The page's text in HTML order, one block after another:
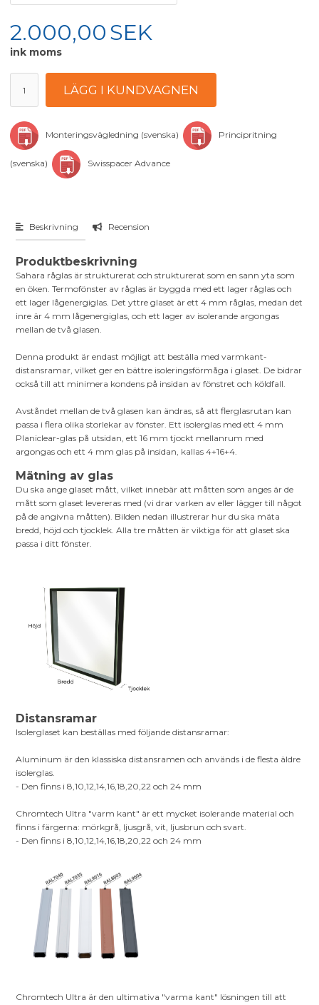
2.000,00SEK
ink moms
Monteringsvägledning (svenska) Principritning
(svenska) Swisspacer Advance
Beskrivning Recension
Produktbeskrivning
Sahara råglas är strukturerat och strukturerat som en sann yta som
en öken. Termofönster av råglas är byggda med ett lager råglas och
ett lager lågenergiglas. Det yttre glaset är ett 4 mm råglas, medan det
inre är 4 mm lågenergiglas, och ett lager av isolerande argongas
mellan de två glasen.
Denna produkt är endast möjligt att beställa med varmkant-
distansramar, vilket ger en bättre isoleringsförmåga i glaset. De bidrar
också till att minimera kondens på insidan av fönstret och köldfall.
Avståndet mellan de två glasen kan ändras, så att flerglasrutan kan
passa i flera olika storlekar av fönster. Ett isolerglas med ett 4 mm
Planiclear-glas på utsidan, ett 16 mm tjockt mellanrum med
argongas och ett 4 mm glas på insidan, kallas 4+16+4.
Mätning av glas
Du ska ange glaset mått, vilket innebär att måtten som anges är de
mått som glaset levereras med (vi drar varken av eller lägger till något
på de angivna måtten). Bilden nedan illustrerar hur du ska mäta
bredd, höjd och tjocklek. Alla tre måtten är viktiga för att glaset ska
passa i ditt fönster.
Distansramar
Isolerglaset kan beställas med följande distansramar:
Aluminum är den klassiska distansramen och används i de flesta äldre
isolerglas.
- Den finns i 8,10,12,14,16,18,20,22 och 24 mm
Chromtech Ultra "varm kant" är ett mycket isolerande material och
finns i färgerna: mörkgrå, ljusgrå, vit, ljusbrun och svart.
- Den finns i 8,10,12,14,16,18,20,22 och 24 mm
Chromtech Ultra är den ultimativa "varma kant" lösningen till att